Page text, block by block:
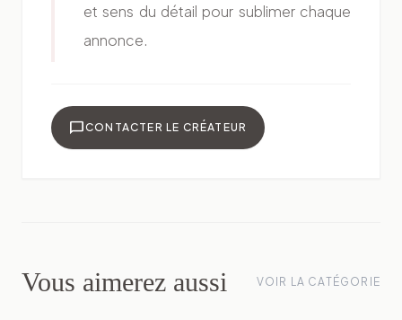
et sens du détail pour sublimer chaque
annonce.
chat_bubbleCONTACTER LE CRÉATEUR
Vous aimerez aussi VOIR LA CATÉGORIE